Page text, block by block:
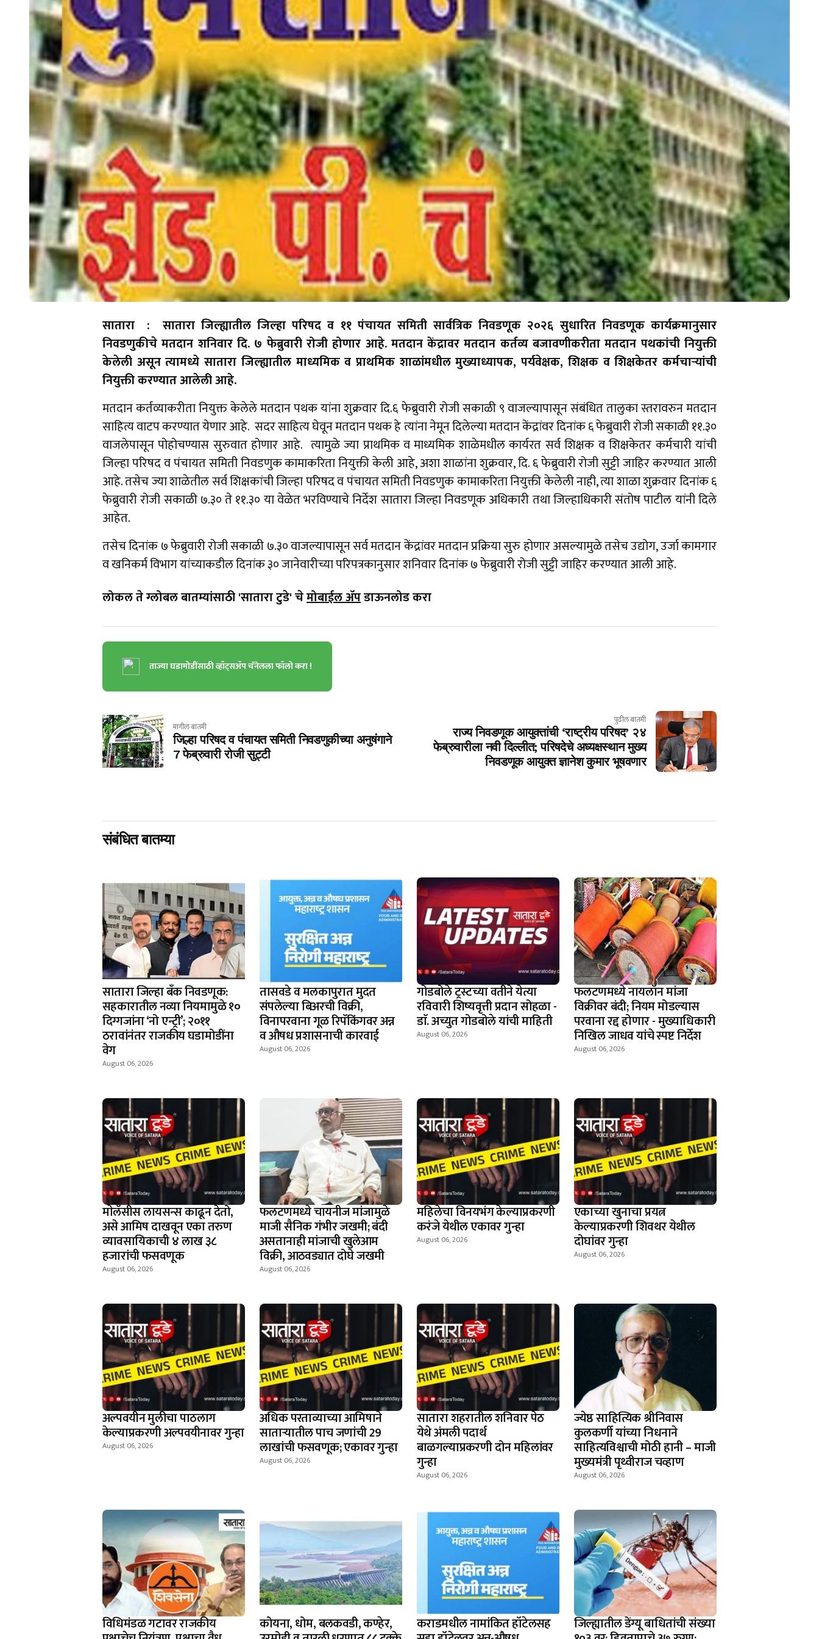
सातारा : सातारा जिल्ह्यातील जिल्हा परिषद व ११ पंचायत समिती सार्वत्रिक निवडणूक २०२६ सुधारित निवडणूक कार्यक्रमानुसार
निवडणुकीचे मतदान शनिवार दि. ७ फेब्रुवारी रोजी होणार आहे. मतदान केंद्रावर मतदान कर्तव्य बजावणीकरीता मतदान पथकांची नियुक्ती
केलेली असून त्यामध्ये सातारा जिल्ह्यातील माध्यमिक व प्राथमिक शाळांमधील मुख्याध्यापक, पर्यवेक्षक, शिक्षक व शिक्षकेतर कर्मचाऱ्यांची
नियुक्ती करण्यात आलेली आहे.
मतदान कर्तव्याकरीता नियुक्त केलेले मतदान पथक यांना शुक्रवार दि.६ फेब्रुवारी रोजी सकाळी ९ वाजल्यापासून संबंधित तालुका स्तरावरुन मतदान
साहित्य वाटप करण्यात येणार आहे. सदर साहित्य घेवून मतदान पथक हे त्यांना नेमून दिलेल्या मतदान केंद्रांवर दिनांक ६ फेब्रुवारी रोजी सकाळी ११.३०
वाजलेपासून पोहोचण्यास सुरुवात होणार आहे. त्यामुळे ज्या प्राथमिक व माध्यमिक शाळेमधील कार्यरत सर्व शिक्षक व शिक्षकेतर कर्मचारी यांची
जिल्हा परिषद व पंचायत समिती निवडणुक कामाकरिता नियुक्ती केली आहे, अशा शाळांना शुक्रवार, दि. ६ फेब्रुवारी रोजी सुट्टी जाहिर करण्यात आली
आहे. तसेच ज्या शाळेतील सर्व शिक्षकांची जिल्हा परिषद व पंचायत समिती निवडणुक कामाकरिता नियुक्ती केलेली नाही, त्या शाळा शुक्रवार दिनांक ६
फेब्रुवारी रोजी सकाळी ७.३० ते ११.३० या वेळेत भरविण्याचे निर्देश सातारा जिल्हा निवडणूक अधिकारी तथा जिल्हाधिकारी संतोष पाटील यांनी दिले
आहेत.
तसेच दिनांक ७ फेब्रुवारी रोजी सकाळी ७.३० वाजल्यापासून सर्व मतदान केंद्रांवर मतदान प्रक्रिया सुरु होणार असल्यामुळे तसेच उद्योग, उर्जा कामगार
व खनिकर्म विभाग यांच्याकडील दिनांक ३० जानेवारीच्या परिपत्रकानुसार शनिवार दिनांक ७ फेब्रुवारी रोजी सुट्टी जाहिर करण्यात आली आहे.
लोकल ते ग्लोबल बातम्यांसाठी 'सातारा टुडे' चेमोबाईल ॲपडाऊनलोड करा
ताज्या घडामोडींसाठी व्हॉट्सॲप चॅनेलला फॉलो करा !
मागील बातमी
जिल्हा परिषद व पंचायत समिती निवडणुकीच्या अनुषंगाने
7 फेब्रुवारी रोजी सुट्टी
पुढील बातमी
राज्य निवडणूक आयुक्तांची ‘राष्ट्रीय परिषद’ २४
फेब्रुवारीला नवी दिल्लीत; परिषदेचे अध्यक्षस्थान मुख्य
निवडणूक आयुक्त ज्ञानेश कुमार भूषवणार
संबंधित बातम्या
सातारा जिल्हा बँक निवडणूक:
सहकारातील नव्या नियमामुळे १०
दिग्गजांना ‘नो एन्ट्री’; २०११
ठरावांनंतर राजकीय घडामोडींना
वेग
August 06, 2026
तासवडे व मलकापुरात मुदत
संपलेल्या बिअरची विक्री,
विनापरवाना गूळ रिपॅकिंगवर अन्न
व औषध प्रशासनाची कारवाई
August 06, 2026
गोडबोले ट्रस्टच्या वतीने येत्या
रविवारी शिष्यवृत्ती प्रदान सोहळा -
डाॅ. अच्युत गोडबोले यांची माहिती
August 06, 2026
फलटणमध्ये नायलॉन मांजा
विक्रीवर बंदी; नियम मोडल्यास
परवाना रद्द होणार - मुख्याधिकारी
निखिल जाधव यांचे स्पष्ट निर्देश
August 06, 2026
माेलॅसीस लायसन्स काढून देतो,
असे आमिष दाखवून एका तरुण
व्यावसायिकाची ४ लाख ३८
हजारांची फसवणूक
August 06, 2026
फलटणमध्ये चायनीज मांजामुळे
माजी सैनिक गंभीर जखमी; बंदी
असतानाही मांजाची खुलेआम
विक्री, आठवड्यात दोघे जखमी
August 06, 2026
महिलेचा विनयभंग केल्याप्रकरणी
करंजे येथील एकावर गुन्हा
August 06, 2026
एकाच्या खुनाचा प्रयत्न
केल्याप्रकरणी शिवथर येथील
दोघांवर गुन्हा
August 06, 2026
अल्पवयीन मुलीचा पाठलाग
केल्याप्रकरणी अल्पवयीनावर गुन्हा
August 06, 2026
अधिक परताव्याच्या आमिषाने
साताऱ्यातील पाच जणांची 29
लाखांची फसवणूक; एकावर गुन्हा
August 06, 2026
सातारा शहरातील शनिवार पेठ
येथे अंमली पदार्थ
बाळगल्याप्रकरणी दोन महिलांवर
गुन्हा
August 06, 2026
ज्येष्ठ साहित्यिक श्रीनिवास
कुलकर्णी यांच्या निधनाने
साहित्यविश्वाची मोठी हानी – माजी
मुख्यमंत्री पृथ्वीराज चव्हाण
August 06, 2026
विधिमंडळ गटावर राजकीय कोयना, धोम, बलकवडी, कण्हेर, कराडमधील नामांकित हॉटेलसह जिल्ह्यातील डेंग्यू बाधितांची संख्या